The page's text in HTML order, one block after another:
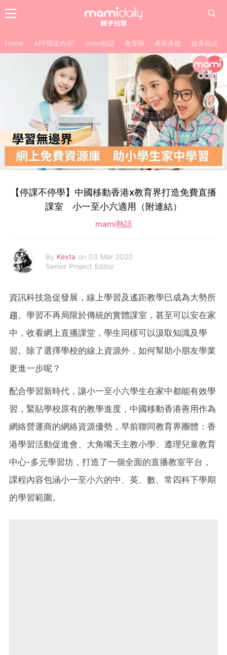
Home APP限定內容! mami熱話 教育路 產前產後 健康資訊
【停課不停學】中國移動香港x教育界打造免費直播
課室 小一至小六適用（附連結）
mami熱話
By Kexta on 03 Mar 2020
Senior Project Editor
資訊科技急促發展 ，線上學習及遙距教學巳成為大勢所
趨。 學習不再局限於傳統的實體課室，甚至可以安在家
中，收看網上直播課堂，學生同樣可以汲取知識及學
習。 除了選擇學校的線上資源外，如何幫助小朋友學業
更進一步呢？
配合學習新時代，讓小一至小六學生在家中都能有效學
習，緊貼學校原有的教學進度，中國移動香港善用作為
網絡營運商的網絡資源優勢，早前聯同教育界團體：香
港學習活動促進會、大角嘴天主教小學、遵理兒童教育
中心-多元學習坊，打造了一個全面的直播教室平台，
課程內容包涵小一至小六的中、英、數、常四科下學期
的學習範圍。